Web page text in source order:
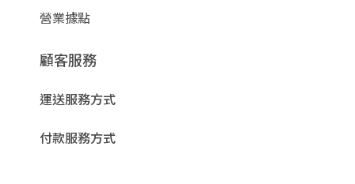
營業據點
顧客服務
運送服務方式
付款服務方式